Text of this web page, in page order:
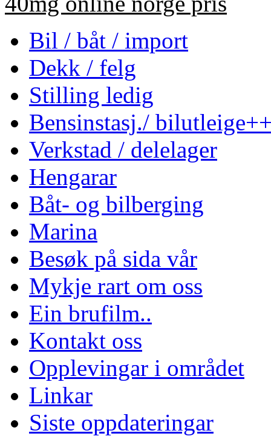
Bil / båt / import
Dekk / felg
Stilling ledig
Bensinstasj./
Verkstad / delelager
Hengarar
Båt- og bilberging
Marina
Besøk på sida vår
Mykje rart om oss
Ein brufilm..
Kontakt oss
Opplevingar i området
Linkar
Siste oppdateringar